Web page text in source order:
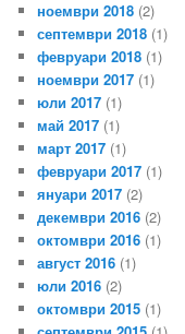
ноември 2018 (2)
септември 2018 (1)
февруари 2018 (1)
ноември 2017 (1)
юли 2017 (1)
май 2017 (1)
март 2017 (1)
февруари 2017 (1)
януари 2017 (2)
декември 2016 (2)
октомври 2016 (1)
август 2016 (1)
юли 2016 (2)
октомври 2015 (1)